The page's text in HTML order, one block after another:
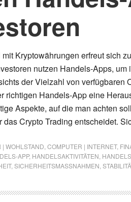
Kryptowährungen erfreut sich
nutzen Handels-Apps, um
der Vielzahl von verfügbaren
richtigen Handels-App eine
Aspekte, auf die man achten
das Crypto Trading entscheidet.
| WOHLSTAND COMPUTER | INTERNET,
APP, HANDELSAKTIVITÄTEN
, SICHERHEITSMASSNAHMEN